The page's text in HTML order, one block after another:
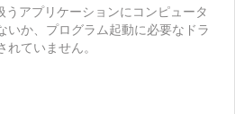
うアプリケーションにコンピュータ
いか、プログラム起動に必要なドラ
ていません。